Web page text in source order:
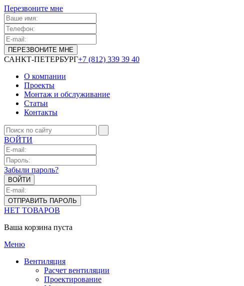
Перезвоните мне
САНКТ-ПЕТЕРБУРГ+7 (812) 339 39 40
О компании
Проекты
Монтаж и обслуживание
Статьи
Контакты
ВОЙТИ
Забыли пароль?
НЕТ ТОВАРОВ
Ваша корзина пуста
Меню
Вентиляция
Расчет вентиляции
Проектирование